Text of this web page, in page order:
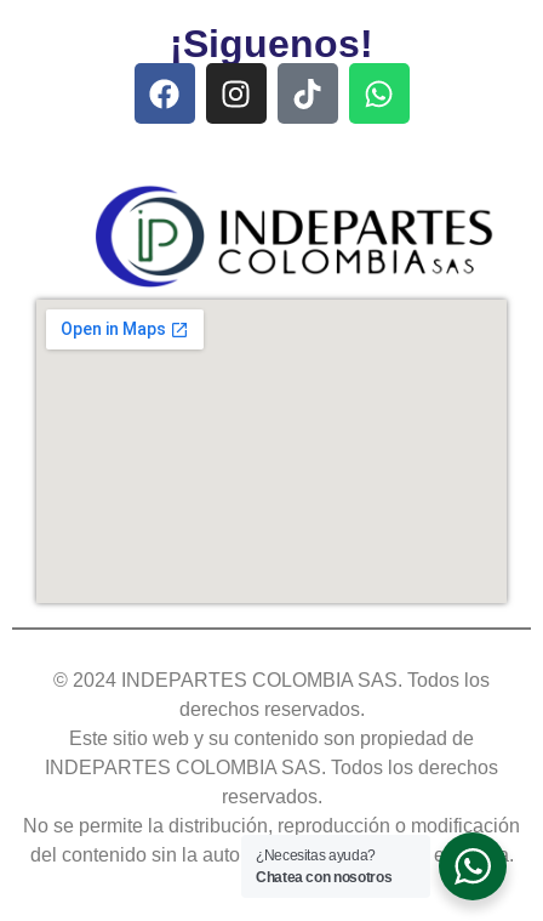
¡Siguenos!
© 2024 INDEPARTES COLOMBIA SAS. Todos los
derechos reservados.
Este sitio web y su contenido son propiedad de
INDEPARTES COLOMBIA SAS. Todos los derechos
reservados.
No se permite la distribución, reproducción o modificación
del contenido sin la autorización expresa de la empresa.
¿Necesitas ayuda?
Chatea con nosotros